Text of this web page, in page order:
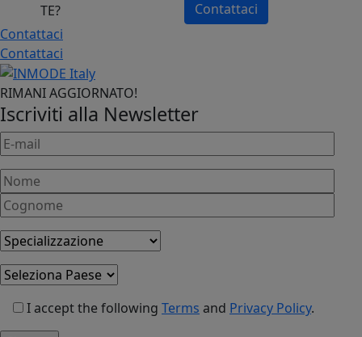
Contattaci
Contattaci
Contattaci
RIMANI AGGIORNATO!
Iscriviti alla Newsletter
I accept the following Terms and Privacy Policy.